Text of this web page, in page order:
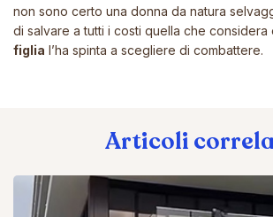
non sono certo una donna da natura
di salvare a tutti i costi quella che considera
figlia l’ha spinta a scegliere di combattere.
Articoli